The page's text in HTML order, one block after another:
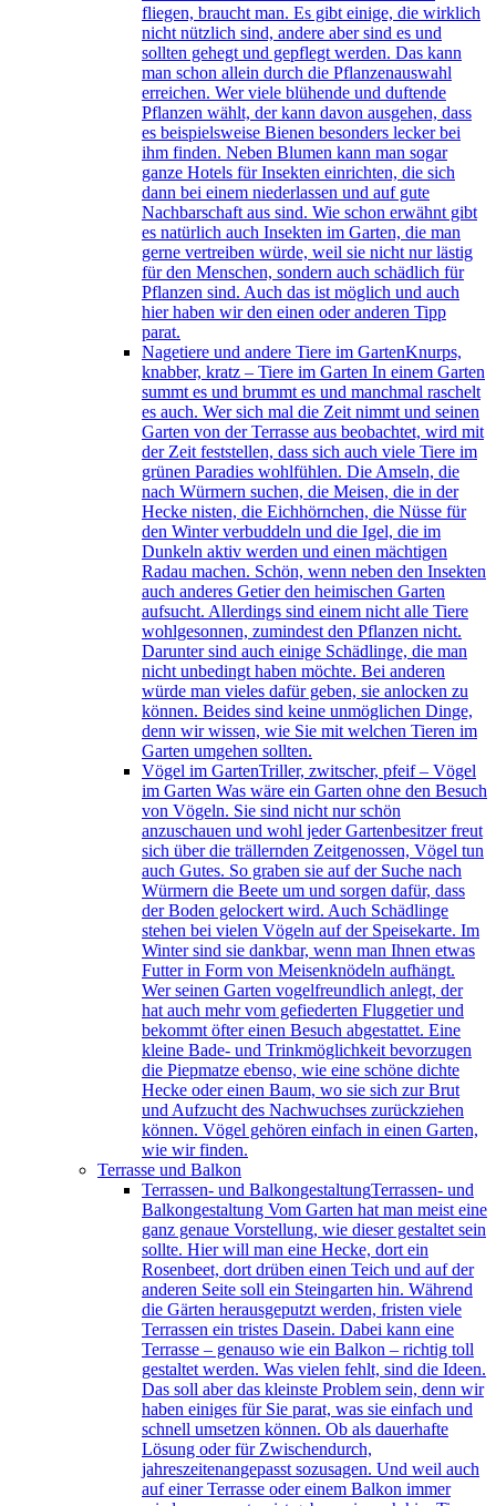
fliegen, braucht man. Es gibt einige, die wirklich
nicht nützlich sind, andere aber sind es und
sollten gehegt und gepflegt werden. Das kann
man schon allein durch die Pflanzenauswahl
erreichen. Wer viele blühende und duftende
Pflanzen wählt, der kann davon ausgehen, dass
es beispielsweise Bienen besonders lecker bei
ihm finden. Neben Blumen kann man sogar
ganze Hotels für Insekten einrichten, die sich
dann bei einem niederlassen und auf gute
Nachbarschaft aus sind. Wie schon erwähnt gibt
es natürlich auch Insekten im Garten, die man
gerne vertreiben würde, weil sie nicht nur lästig
für den Menschen, sondern auch schädlich für
Pflanzen sind. Auch das ist möglich und auch
hier haben wir den einen oder anderen Tipp
parat.
Nagetiere und andere Tiere im GartenKnurps,
knabber, kratz – Tiere im Garten In einem Garten
summt es und brummt es und manchmal raschelt
es auch. Wer sich mal die Zeit nimmt und seinen
Garten von der Terrasse aus beobachtet, wird mit
der Zeit feststellen, dass sich auch viele Tiere im
grünen Paradies wohlfühlen. Die Amseln, die
nach Würmern suchen, die Meisen, die in der
Hecke nisten, die Eichhörnchen, die Nüsse für
den Winter verbuddeln und die Igel, die im
Dunkeln aktiv werden und einen mächtigen
Radau machen. Schön, wenn neben den Insekten
auch anderes Getier den heimischen Garten
aufsucht. Allerdings sind einem nicht alle Tiere
wohlgesonnen, zumindest den Pflanzen nicht.
Darunter sind auch einige Schädlinge, die man
nicht unbedingt haben möchte. Bei anderen
würde man vieles dafür geben, sie anlocken zu
können. Beides sind keine unmöglichen Dinge,
denn wir wissen, wie Sie mit welchen Tieren im
Garten umgehen sollten.
Vögel im GartenTriller, zwitscher, pfeif – Vögel
im Garten Was wäre ein Garten ohne den Besuch
von Vögeln. Sie sind nicht nur schön
anzuschauen und wohl jeder Gartenbesitzer freut
sich über die trällernden Zeitgenossen, Vögel tun
auch Gutes. So graben sie auf der Suche nach
Würmern die Beete um und sorgen dafür, dass
der Boden gelockert wird. Auch Schädlinge
stehen bei vielen Vögeln auf der Speisekarte. Im
Winter sind sie dankbar, wenn man Ihnen etwas
Futter in Form von Meisenknödeln aufhängt.
Wer seinen Garten vogelfreundlich anlegt, der
hat auch mehr vom gefiederten Fluggetier und
bekommt öfter einen Besuch abgestattet. Eine
kleine Bade- und Trinkmöglichkeit bevorzugen
die Piepmatze ebenso, wie eine schöne dichte
Hecke oder einen Baum, wo sie sich zur Brut
und Aufzucht des Nachwuchses zurückziehen
können. Vögel gehören einfach in einen Garten,
wie wir finden.
Terrasse und Balkon
Terrassen- und BalkongestaltungTerrassen- und
Balkongestaltung Vom Garten hat man meist eine
ganz genaue Vorstellung, wie dieser gestaltet sein
sollte. Hier will man eine Hecke, dort ein
Rosenbeet, dort drüben einen Teich und auf der
anderen Seite soll ein Steingarten hin. Während
die Gärten herausgeputzt werden, fristen viele
Terrassen ein tristes Dasein. Dabei kann eine
Terrasse – genauso wie ein Balkon – richtig toll
gestaltet werden. Was vielen fehlt, sind die Ideen.
Das soll aber das kleinste Problem sein, denn wir
haben einiges für Sie parat, was sie einfach und
schnell umsetzen können. Ob als dauerhafte
Lösung oder für Zwischendurch,
jahreszeitenangepasst sozusagen. Und weil auch
auf einer Terrasse oder einem Balkon immer